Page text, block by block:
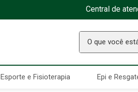
Central de
O que você
Esporte e Fisioterapia Epi e
TERMOS MAIS
Seringa